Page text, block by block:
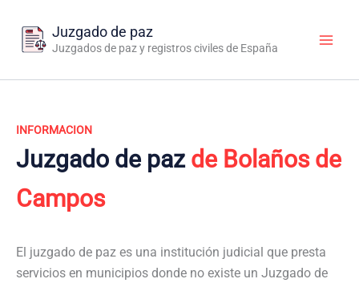
contenido
Juzgado de paz
Juzgados de paz y registros civiles de España
INFORMACION
Juzgado de paz de Bolaños de
Campos
El juzgado de paz es una institución judicial que presta
servicios en municipios donde no existe un Juzgado de